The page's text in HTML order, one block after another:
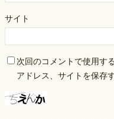
サイト
次回のコメントで使用す
アドレス、サイトを保存す